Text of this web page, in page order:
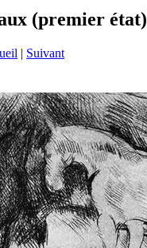
(premier état)
| Suivant